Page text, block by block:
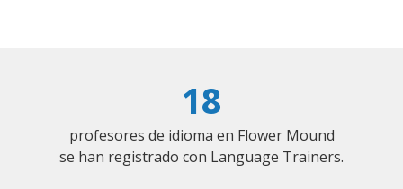
18
profesores de idioma en Flower Mound
se han registrado con Language Trainers.